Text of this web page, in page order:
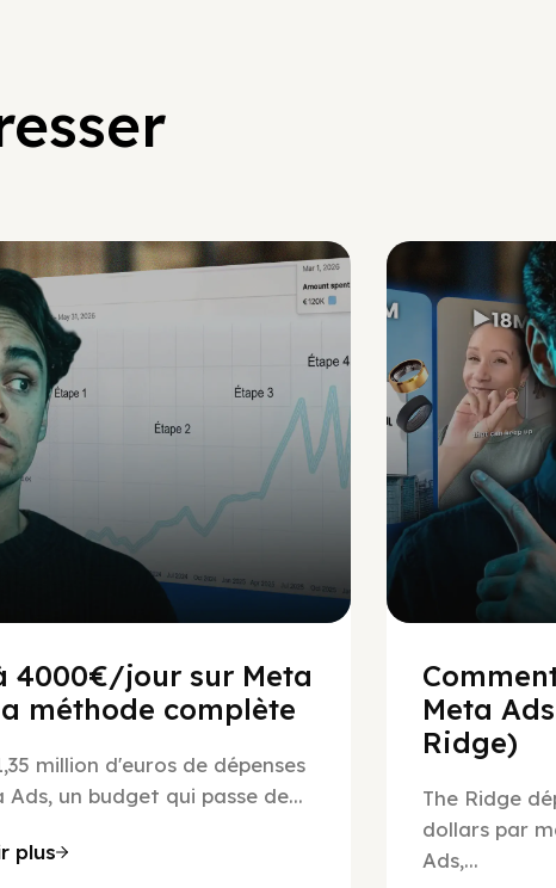
4000€/jour sur Meta
méthode complète
million d'euros de dépenses
Ads, un budget qui passe de...
plus
Meta
Ridge)
The Ridge
dollars par
Ads,...